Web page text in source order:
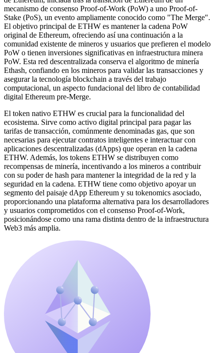
mecanismo de consenso Proof-of-Work (PoW) a uno Proof-of-
Stake (PoS), un evento ampliamente conocido como "The Merge".
El objetivo principal de ETHW es mantener la cadena PoW
original de Ethereum, ofreciendo así una continuación a la
comunidad existente de mineros y usuarios que prefieren el modelo
PoW o tienen inversiones significativas en infraestructura minera
PoW. Esta red descentralizada conserva el algoritmo de minería
Ethash, confiando en los mineros para validar las transacciones y
asegurar la tecnología blockchain a través del trabajo
computacional, un aspecto fundacional del libro de contabilidad
digital Ethereum pre-Merge.
El token nativo ETHW es crucial para la funcionalidad del
ecosistema. Sirve como activo digital principal para pagar las
tarifas de transacción, comúnmente denominadas gas, que son
necesarias para ejecutar contratos inteligentes e interactuar con
aplicaciones descentralizadas (dApps) que operan en la cadena
ETHW. Además, los tokens ETHW se distribuyen como
recompensas de minería, incentivando a los mineros a contribuir
con su poder de hash para mantener la integridad de la red y la
seguridad en la cadena. ETHW tiene como objetivo apoyar un
segmento del paisaje dApp Ethereum y su tokenomics asociado,
proporcionando una plataforma alternativa para los desarrolladores
y usuarios comprometidos con el consenso Proof-of-Work,
posicionándose como una rama distinta dentro de la infraestructura
Web3 más amplia.